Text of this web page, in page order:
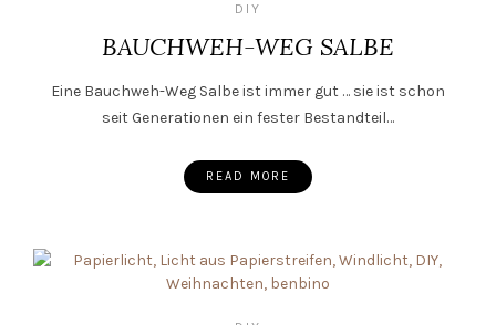
DIY
BAUCHWEH-WEG SALBE
Eine Bauchweh-Weg Salbe ist immer gut … sie ist schon
seit Generationen ein fester Bestandteil…
READ MORE